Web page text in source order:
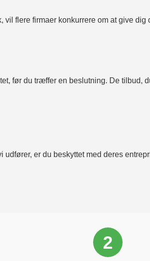
flere firmaer konkurrere om at give
før du træffer en beslutning. De tilbud,
er du beskyttet med deres
2